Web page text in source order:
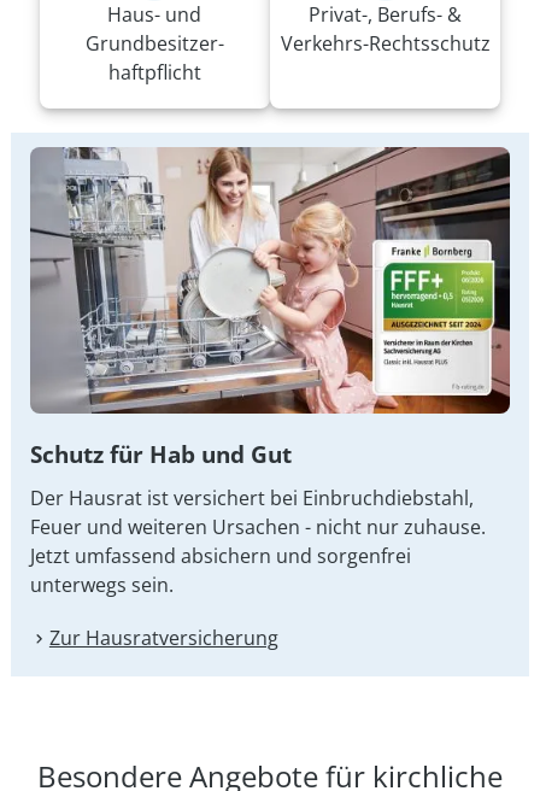
Haus- und
Grundbesitzer­
haftpflicht
Privat-, Berufs- &
Verkehrs-Rechtsschutz
Schutz für Hab und Gut
Der Hausrat ist versichert bei Einbruchdiebstahl,
Feuer und weiteren Ursachen - nicht nur zuhause.
Jetzt umfassend absichern und sorgenfrei
unterwegs sein.
Zur Hausrat­versicherung
Besondere Angebote für kirchliche